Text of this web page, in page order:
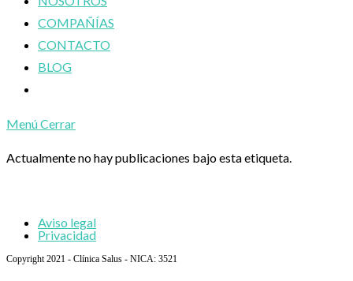
COMPAÑÍAS
CONTACTO
BLOG
de
la
MenúCerrar
Actualmente no hay publicaciones bajo esta etiqueta.
Aviso legal
Privacidad
Copyright 2021 - Clínica Salus - NICA: 3521